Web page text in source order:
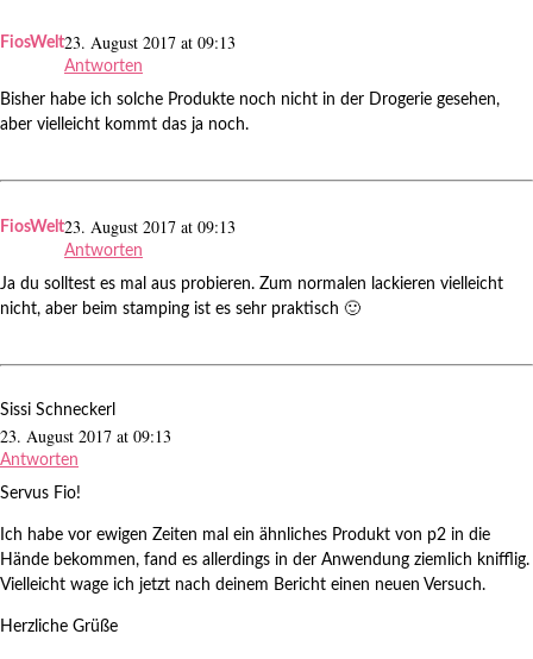
FiosWelt23. August 2017 at 09:13
Antworten
Bisher habe ich solche Produkte noch nicht in der Drogerie gesehen,
aber vielleicht kommt das ja noch.
FiosWelt23. August 2017 at 09:13
Antworten
Ja du solltest es mal aus probieren. Zum normalen lackieren vielleicht
nicht, aber beim stamping ist es sehr praktisch 🙂
Sissi Schneckerl
23. August 2017 at 09:13
Antworten
Servus Fio!
Ich habe vor ewigen Zeiten mal ein ähnliches Produkt von p2 in die
Hände bekommen, fand es allerdings in der Anwendung ziemlich knifflig.
Vielleicht wage ich jetzt nach deinem Bericht einen neuen Versuch.
Herzliche Grüße